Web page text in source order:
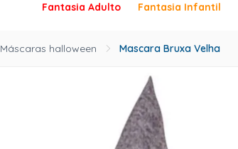
Fantasia Adulto Fantasia Infantil
Máscaras halloween Mascara Bruxa Velha
princesa
paquita
harry potter
palhaço